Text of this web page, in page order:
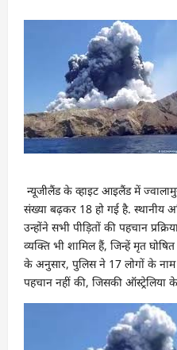
न्यूजीलैंड के व्हाइट आइलैंड में
संख्या बढ़कर 18 हो गई है. स्थानीय
उन्होंने सभी पीड़ितों की पहचान
व्यक्ति भी शामिल हैं, जिन्हें मृत
के अनुसार, पुलिस ने 17 लोगों के
पहचान नहीं की, जिसकी ऑस्ट्रेलिया